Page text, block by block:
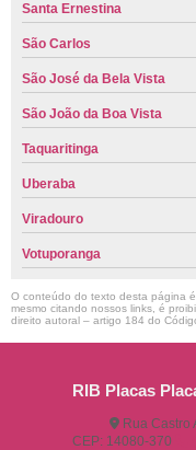
Santa Ernestina
São Carlos
São José da Bela Vista
São João da Boa Vista
Taquaritinga
Uberaba
Viradouro
Votuporanga
O conteúdo do texto desta página
mesmo citando nossos links, é
direito autoral – artigo 184 do
RIB Placas
Rua Castro
CEP: 14080-370